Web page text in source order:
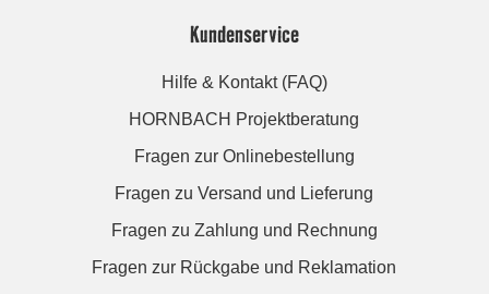
Kundenservice
Hilfe & Kontakt (FAQ)
HORNBACH Projektberatung
Fragen zur Onlinebestellung
Fragen zu Versand und Lieferung
Fragen zu Zahlung und Rechnung
Fragen zur Rückgabe und Reklamation